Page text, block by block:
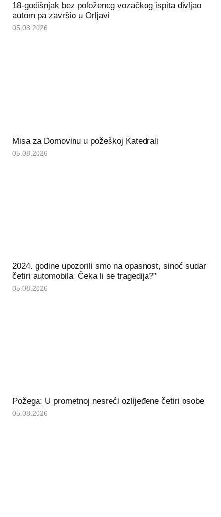
18-godišnjak bez položenog vozačkog ispita divljao
autom pa završio u Orljavi
05.08.2026
Misa za Domovinu u požeškoj Katedrali
05.08.2026
2024. godine upozorili smo na opasnost, sinoć sudar
četiri automobila: Čeka li se tragedija?”
05.08.2026
Požega: U prometnoj nesreći ozlijeđene četiri osobe
05.08.2026